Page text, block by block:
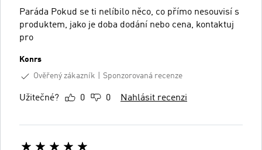
Paráda Pokud se ti nelíbilo něco, co přímo nesouvisí s
produktem, jako je doba dodání nebo cena, kontaktuj
pro
Konrs
Ověřený zákazník
Sponzorovaná recenze
Užitečné? 0 0 Nahlásit recenzi